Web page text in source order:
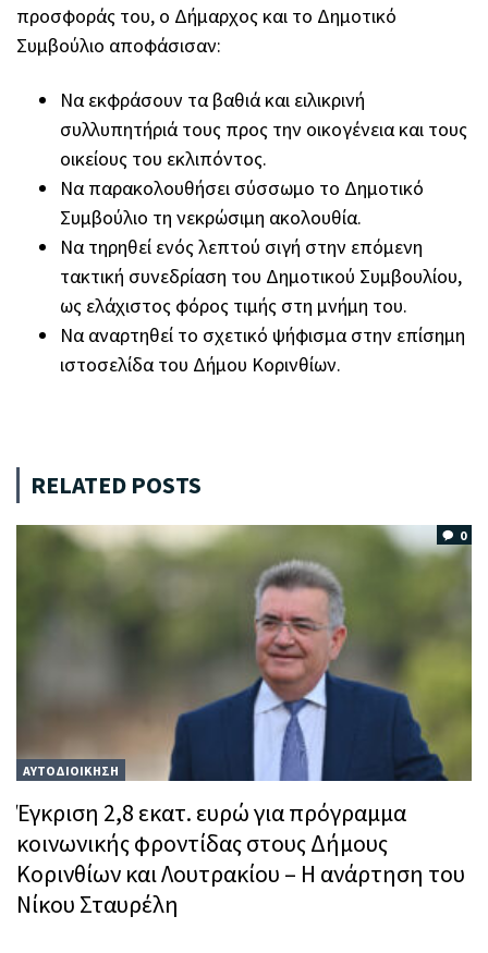
προσφοράς του, ο Δήμαρχος και το Δημοτικό
Συμβούλιο αποφάσισαν:
Να εκφράσουν τα βαθιά και ειλικρινή
συλλυπητήριά τους προς την οικογένεια και τους
οικείους του εκλιπόντος.
Να παρακολουθήσει σύσσωμο το Δημοτικό
Συμβούλιο τη νεκρώσιμη ακολουθία.
Να τηρηθεί ενός λεπτού σιγή στην επόμενη
τακτική συνεδρίαση του Δημοτικού Συμβουλίου,
ως ελάχιστος φόρος τιμής στη μνήμη του.
Να αναρτηθεί το σχετικό ψήφισμα στην επίσημη
ιστοσελίδα του Δήμου Κορινθίων.
RELATED POSTS
0
ΑΥΤΟΔΙΟΙΚΗΣΗ
Έγκριση 2,8 εκατ. ευρώ για πρόγραμμα
κοινωνικής φροντίδας στους Δήμους
Κορινθίων και Λουτρακίου – Η ανάρτηση του
Νίκου Σταυρέλη